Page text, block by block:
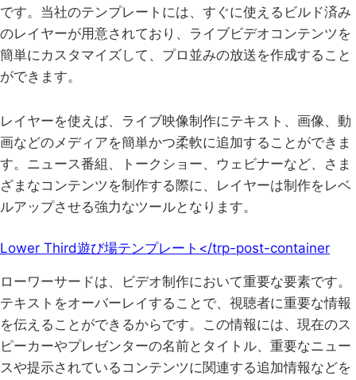
です。当社のテンプレートには、すぐに使えるビルド済み
のレイヤーが用意されており、ライブビデオコンテンツを
簡単にカスタマイズして、プロ並みの放送を作成すること
ができます。
レイヤーを使えば、ライブ映像制作にテキスト、画像、動
画などのメディアを簡単かつ柔軟に追加することができま
す。ニュース番組、トークショー、ウェビナーなど、さま
ざまなコンテンツを制作する際に、レイヤーは制作をレベ
ルアップさせる強力なツールとなります。
Lower Third遊び場テンプレート</trp-post-container
ローワーサードは、ビデオ制作において重要な要素です。
テキストをオーバーレイすることで、視聴者に重要な情報
を伝えることができるからです。この情報には、現在のス
ピーカーやプレゼンターの名前とタイトル、重要なニュー
スや提示されているコンテンツに関連する追加情報などを